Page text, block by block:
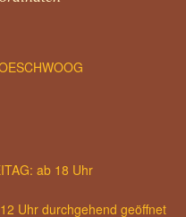
ab 18 Uhr
Uhr durchgehend geöffnet